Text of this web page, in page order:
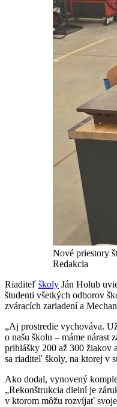
Nové priestory
Redakcia
Riaditeľ školy Ján Holub
študenti všetkých odborov
zváracích zariadení a
„Aj prostredie vychováva.
o našu školu – máme nárast
prihlášky 200 až 300 žiakov
sa riaditeľ školy, na ktorej v
Ako dodal, vynovený
„Rekonštrukcia dielní je
v ktorom môžu rozvíjať